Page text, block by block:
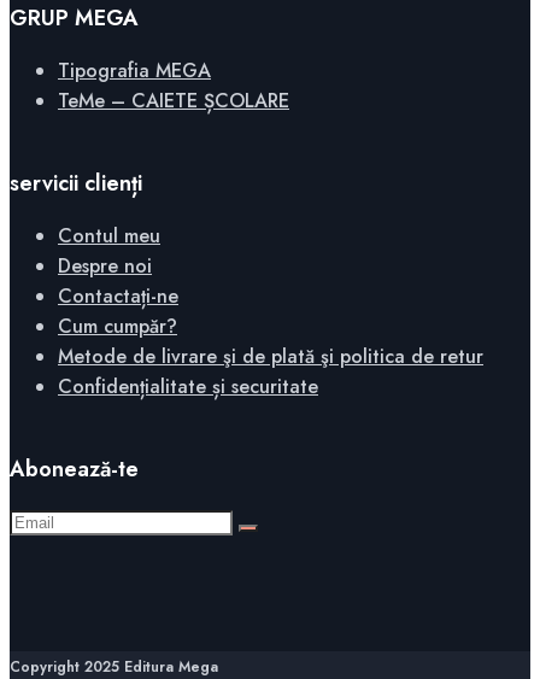
GRUP MEGA
Tipografia MEGA
TeMe – CAIETE ȘCOLARE
servicii clienți
Contul meu
Despre noi
Contactați-ne
Cum cumpăr?
Metode de livrare şi de plată şi politica de retur
Confidențialitate și securitate
Abonează-te
Copyright 2025 Editura Mega